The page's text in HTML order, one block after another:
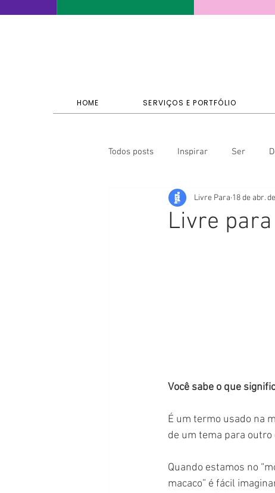
HOME SERVIÇOS E PORTFÓLIO
Todos posts Inspirar Ser
Livre
Livre Para 18 de abr.
Você sabe o que
É um termo usado na
de um tema para outro
Quando estamos no
macaco” é fácil